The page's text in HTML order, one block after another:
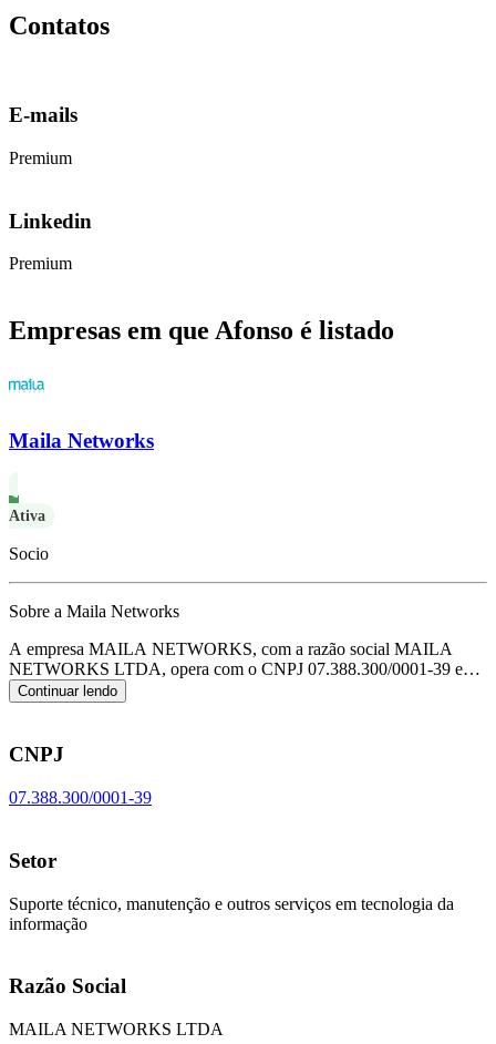
Contatos
E-mails
Premium
Linkedin
Premium
Empresas em que Afonso é listado
Maila Networks
Ativa
Socio
Sobre a Maila Networks
A empresa MAILA NETWORKS, com a razão social MAILA
NETWORKS LTDA, opera com o CNPJ 07.388.300/0001-39 e
tem sua sede localizada em Porto Alegre/RS.
atuação é de suporte técnico, manutenção e outros serviços em
1/00.
Continuar lendo
CNPJ
07.388.300/0001-39
Setor
Suporte técnico, manutenção e outros serviços em tecnologia da
informação
Razão Social
MAILA NETWORKS LTDA